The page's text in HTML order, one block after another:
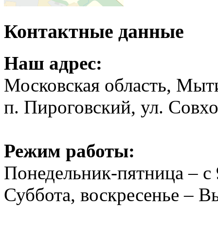
Контактные данные
Наш адрес:
Московская область,
п. Пироговский, ул.
Режим работы:
Понедельник-пятница –
Суббота, воскресенье –